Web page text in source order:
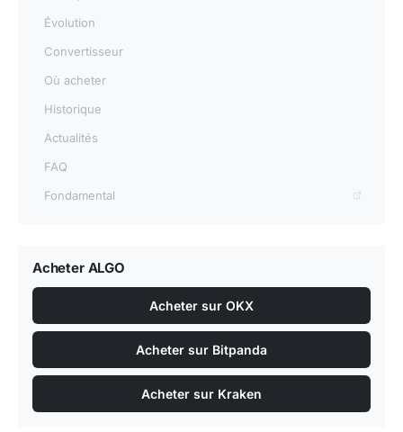
Évolution
Convertisseur
Où acheter
Historique
Actualités
FAQ
Fondamental
Acheter ALGO
Acheter sur OKX
Acheter sur Bitpanda
Acheter sur Kraken